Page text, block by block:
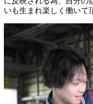
いも生まれ楽しく働いて